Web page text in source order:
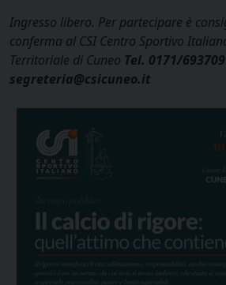
Ingresso libero. Per partecipare è
conferma al CSI Centro Sportivo
Territoriale di Cuneo Tel. 0171/
segreteria@csicuneo.it